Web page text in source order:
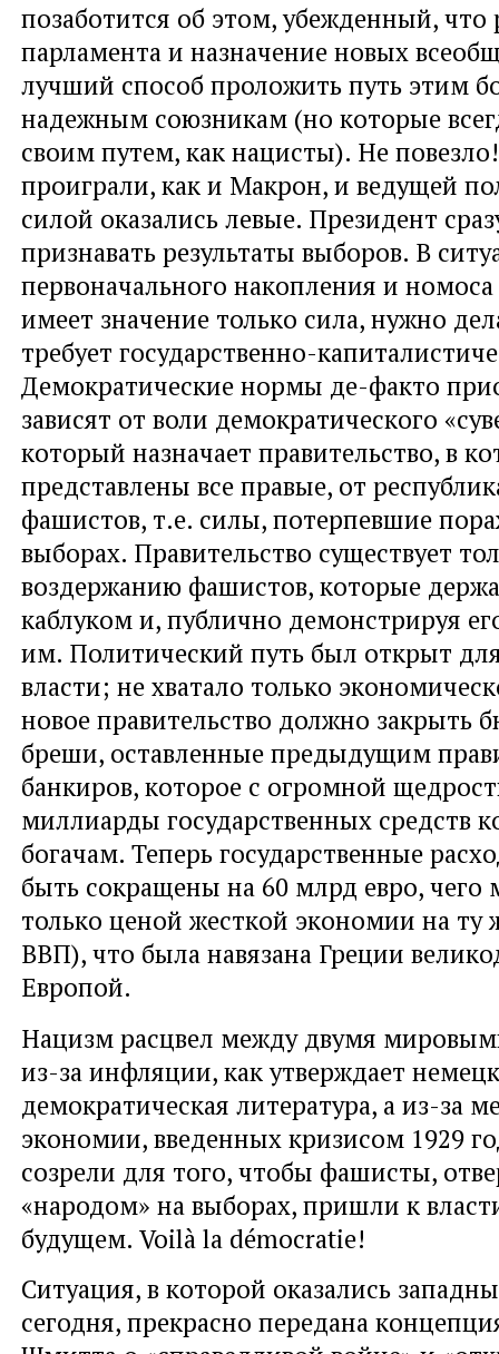
позаботится об этом, убежденный, что
парламента и назначение новых
лучший способ проложить путь этим
надежным союзникам (но которые
своим путем, как нацисты). Не
проиграли, как и Макрон, и ведущей
силой оказались левые. Президент
признавать результаты выборов. В
первоначального накопления и
имеет значение только сила, нужно
требует государственно-
Демократические нормы де-факто
зависят от воли демократического
который назначает правительство, в
представлены все правые, от
фашистов, т.е. силы, потерпевшие
выборах. Правительство существует
воздержанию фашистов, которые
каблуком и, публично демонстрируя
им. Политический путь был открыт
власти; не хватало только
новое правительство должно закрыть
бреши, оставленные предыдущим
банкиров, которое с огромной
миллиарды государственных средств
богачам. Теперь государственные
быть сокращены на 60 млрд евро, чего
только ценой жесткой экономии на ту
ВВП), что была навязана Греции
Европой.
Нацизм расцвел между двумя
из-за инфляции, как утверждает
демократическая литература, а из-за
экономии, введенных кризисом 1929
созрели для того, чтобы фашисты,
«народом» на выборах, пришли к
будущем. Voilà la démocratie!
Ситуация, в которой оказались
сегодня, прекрасно передана